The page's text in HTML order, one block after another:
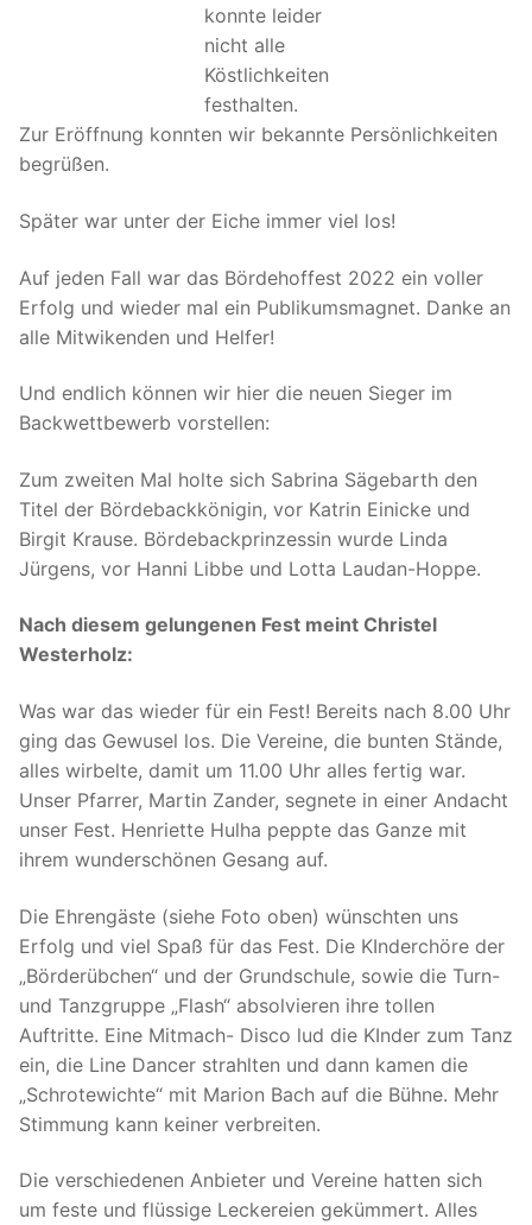
konnte leider
nicht alle
Köstlichkeiten
festhalten.
Zur Eröffnung konnten wir bekannte Persönlichkeiten
begrüßen.
Später war unter der Eiche immer viel los!
Auf jeden Fall war das Bördehoffest 2022 ein voller
Erfolg und wieder mal ein Publikumsmagnet. Danke an
alle Mitwikenden und Helfer!
Und endlich können wir hier die neuen Sieger im
Backwettbewerb vorstellen:
Zum zweiten Mal holte sich Sabrina Sägebarth den
Titel der Bördebackkönigin, vor Katrin Einicke und
Birgit Krause. Bördebackprinzessin wurde Linda
Jürgens, vor Hanni Libbe und Lotta Laudan-Hoppe.
Nach diesem gelungenen Fest meint Christel
Westerholz:
Was war das wieder für ein Fest! Bereits nach 8.00 Uhr
ging das Gewusel los. Die Vereine, die bunten Stände,
alles wirbelte, damit um 11.00 Uhr alles fertig war.
Unser Pfarrer, Martin Zander, segnete in einer Andacht
unser Fest. Henriette Hulha peppte das Ganze mit
ihrem wunderschönen Gesang auf.
Die Ehrengäste (siehe Foto oben) wünschten uns
Erfolg und viel Spaß für das Fest. Die KInderchöre der
„Börderübchen“ und der Grundschule, sowie die Turn-
und Tanzgruppe „Flash“ absolvieren ihre tollen
Auftritte. Eine Mitmach- Disco lud die KInder zum Tanz
ein, die Line Dancer strahlten und dann kamen die
„Schrotewichte“ mit Marion Bach auf die Bühne. Mehr
Stimmung kann keiner verbreiten.
Die verschiedenen Anbieter und Vereine hatten sich
um feste und flüssige Leckereien gekümmert. Alles